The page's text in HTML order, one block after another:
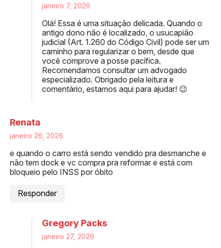
janeiro 7, 2026
Olá! Essa é uma situação delicada. Quando o
antigo dono não é localizado, o usucapião
judicial (Art. 1.260 do Código Civil) pode ser um
caminho para regularizar o bem, desde que
você comprove a posse pacífica.
Recomendamos consultar um advogado
especializado. Obrigado pela leitura e
comentário, estamos aqui para ajudar! 😉
Renata
janeiro 26, 2026
e quando o carro está sendo vendido pra desmanche e
não tem dock e vc compra pra reformar e está com
bloqueio pelo INSS por óbito
Responder
Gregory Packs
janeiro 27, 2026